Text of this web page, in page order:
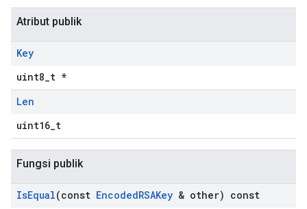
Atribut publik
Key
uint8_t *
Len
uint16_t
Fungsi publik
IsEqual(const EncodedRSAKey & other) const